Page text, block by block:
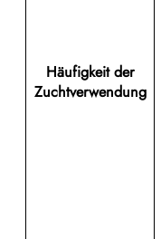
Häufigkeit der
Zuchtverwendung